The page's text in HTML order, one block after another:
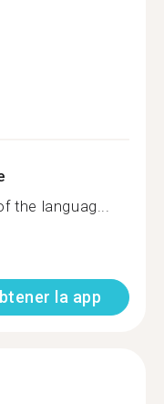
the languag...
la app